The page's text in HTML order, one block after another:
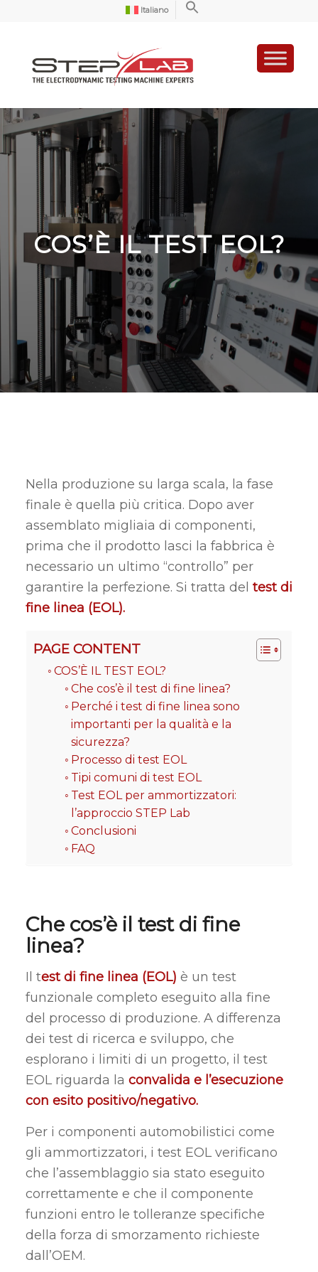
Italiano
COS’È IL TEST EOL?
Nella produzione su larga scala, la fase
finale è quella più critica. Dopo aver
assemblato migliaia di componenti,
prima che il prodotto lasci la fabbrica è
necessario un ultimo “controllo” per
garantire la perfezione. Si tratta del test di
fine linea (EOL).
PAGE CONTENT
COS’È IL TEST EOL?
Che cos’è il test di fine linea?
Perché i test di fine linea sono
importanti per la qualità e la
sicurezza?
Processo di test EOL
Tipi comuni di test EOL
Test EOL per ammortizzatori:
l’approccio STEP Lab
Conclusioni
FAQ
Che cos’è il test di fine
linea?
Il test di fine linea (EOL) è un test
funzionale completo eseguito alla fine
del processo di produzione. A differenza
dei test di ricerca e sviluppo, che
esplorano i limiti di un progetto, il test
EOL riguarda la convalida e l’esecuzione
con esito positivo/negativo.
Per i componenti automobilistici come
gli ammortizzatori, i test EOL verificano
che l’assemblaggio sia stato eseguito
correttamente e che il componente
funzioni entro le tolleranze specifiche
della forza di smorzamento richieste
dall’OEM.